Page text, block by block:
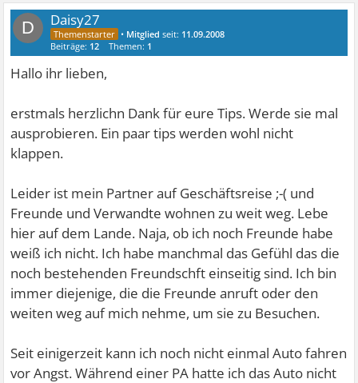
D Daisy27
• Mitglied seit: 11.09.2008
Beiträge: 12 Themen: 1
Hallo ihr lieben,
erstmals herzlichn Dank für eure Tips. Werde sie mal
ausprobieren. Ein paar tips werden wohl nicht
klappen.
Leider ist mein Partner auf Geschäftsreise ;-( und
Freunde und Verwandte wohnen zu weit weg. Lebe
hier auf dem Lande. Naja, ob ich noch Freunde habe
weiß ich nicht. Ich habe manchmal das Gefühl das die
noch bestehenden Freundschft einseitig sind. Ich bin
immer diejenige, die die Freunde anruft oder den
weiten weg auf mich nehme, um sie zu Besuchen.
Seit einigerzeit kann ich noch nicht einmal Auto fahren
vor Angst. Während einer PA hatte ich das Auto nicht